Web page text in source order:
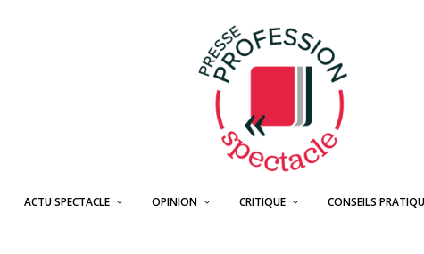
ACTU SPECTACLE OPINION CRITIQUE CONSEILS